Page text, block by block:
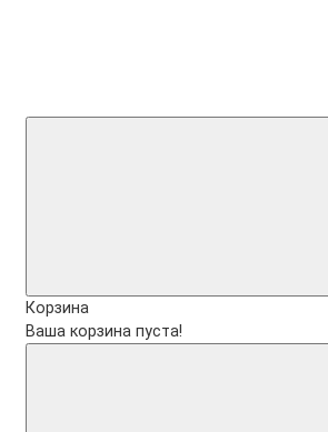
Корзина
Ваша корзина пуста!